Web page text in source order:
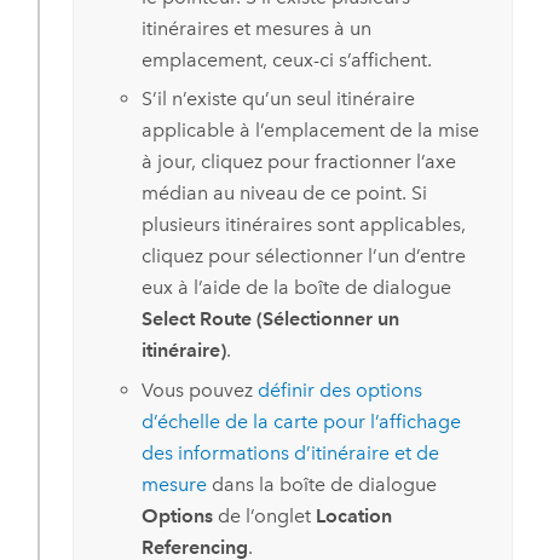
itinéraires et mesures à un
emplacement, ceux-ci s’affichent.
S’il n’existe qu’un seul itinéraire
applicable à l’emplacement de la mise
à jour, cliquez pour fractionner l’axe
médian au niveau de ce point. Si
plusieurs itinéraires sont applicables,
cliquez pour sélectionner l’un d’entre
eux à l’aide de la boîte de dialogue
Select Route (Sélectionner un
itinéraire).
Vous pouvez définir des options
d’échelle de la carte pour l’affichage
des informations d’itinéraire et de
mesuredans la boîte de dialogue
Optionsde l’onglet Location
Referencing.